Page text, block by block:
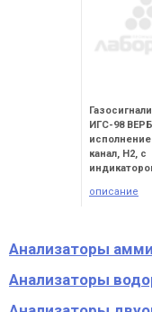
ИГС-98
исполнение
канал, Н2, c
описание
Анализаторы
Анализаторы